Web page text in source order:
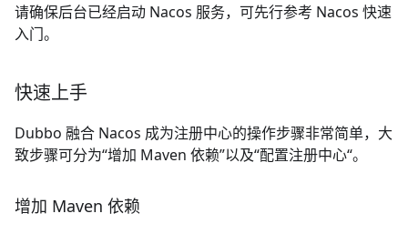
请确保后台已经启动 Nacos 服务，可先行参考 Nacos 快速
入门。
快速上手
Dubbo 融合 Nacos 成为注册中心的操作步骤非常简单，大
致步骤可分为“增加 Maven 依赖”以及“配置注册中心“。
增加 Maven 依赖